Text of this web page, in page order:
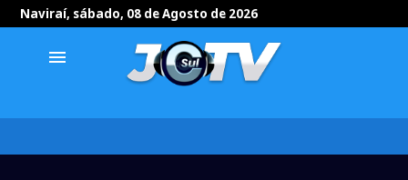
Naviraí, sábado, 08 de Agosto de 2026
menu